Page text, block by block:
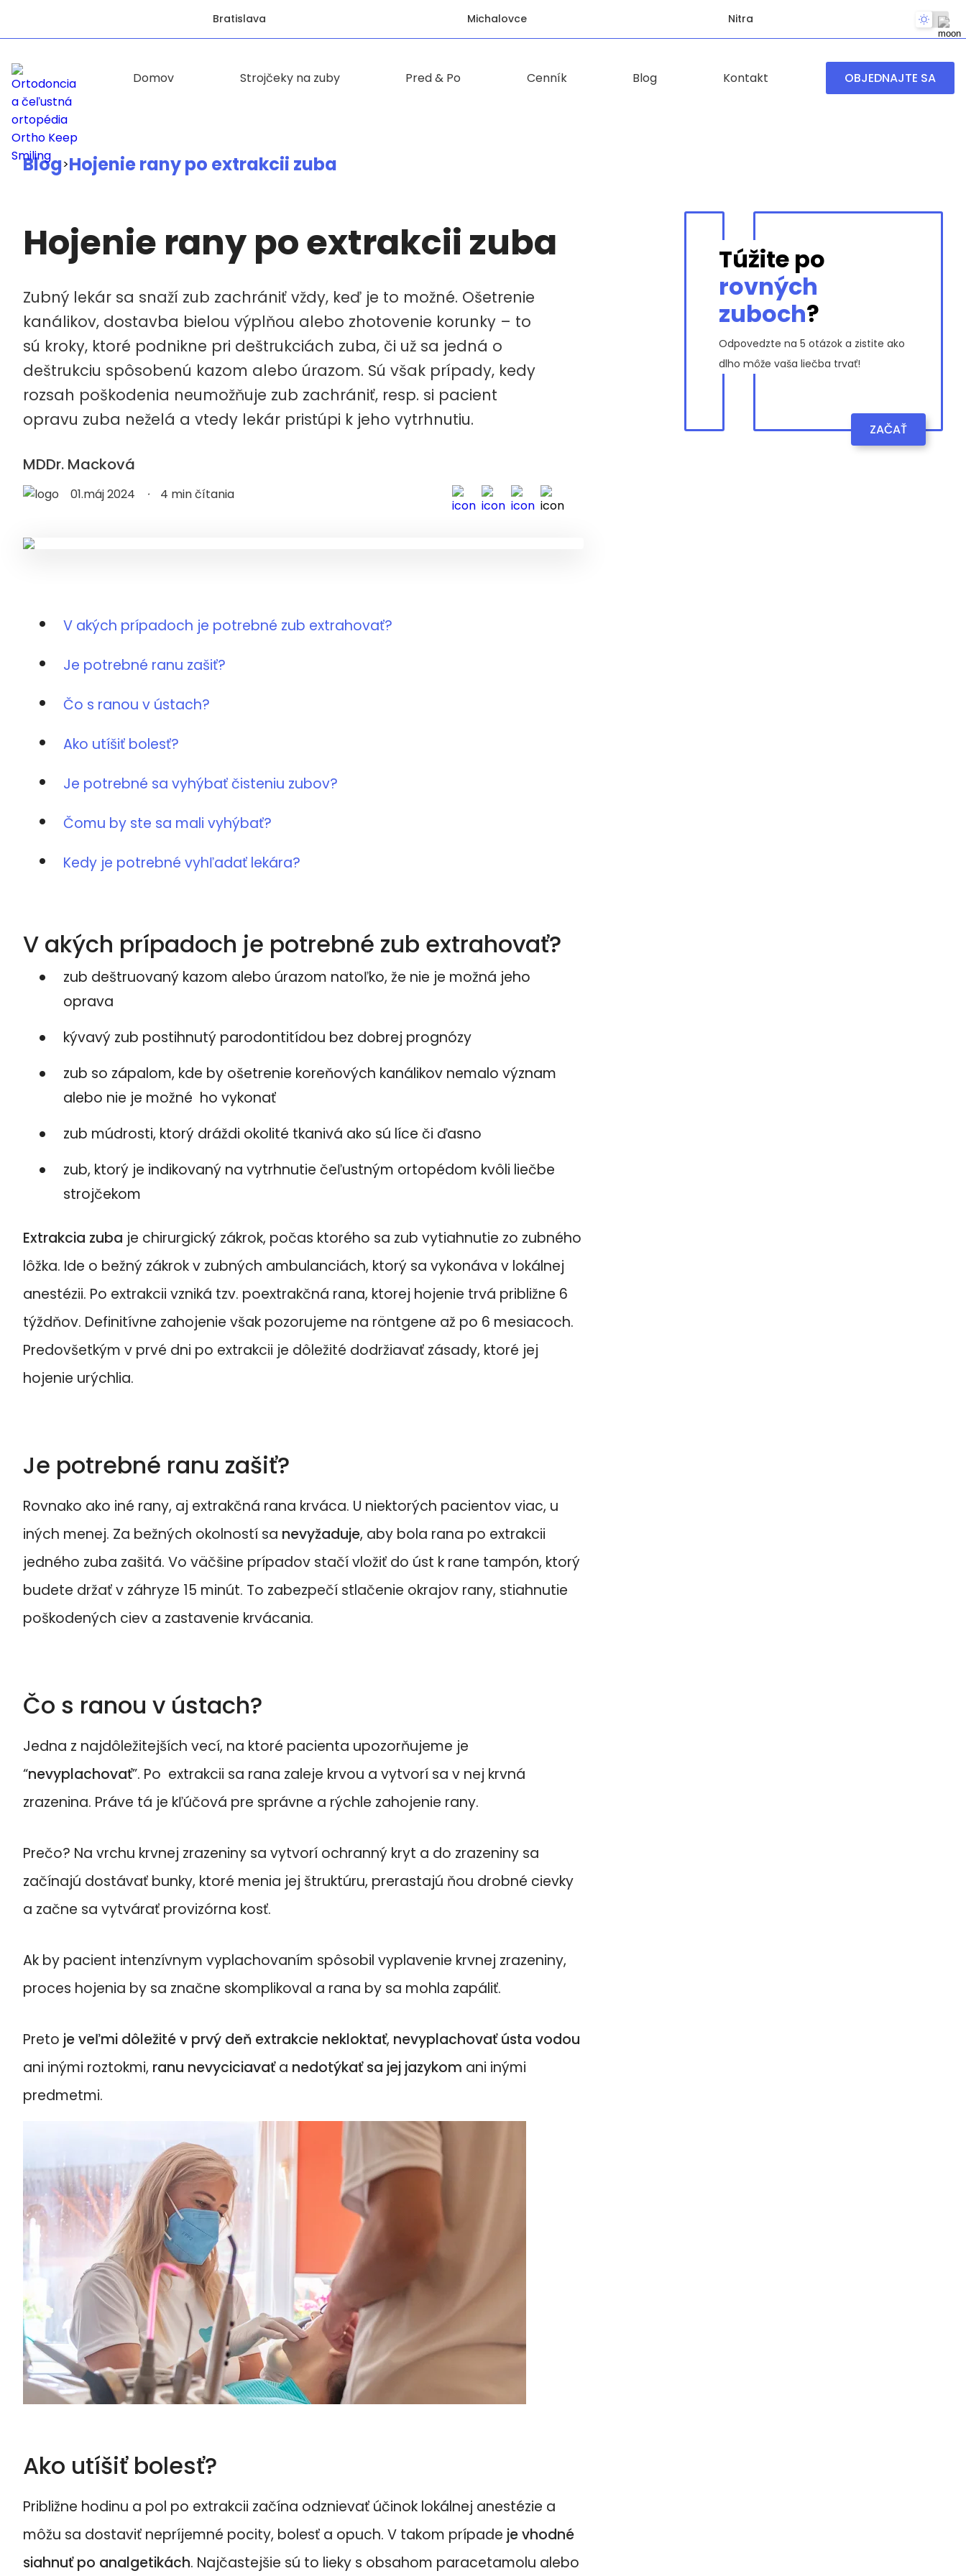
Bratislava Michalovce Nitra
Domov Strojčeky na zuby Pred & Po Cenník Blog Kontakt OBJEDNAJTE SA
Blog>Hojenie rany po extrakcii zuba
Hojenie rany po extrakcii zuba
Zubný lekár sa snaží zub zachrániť vždy, keď je to možné. Ošetrenie
kanálikov, dostavba bielou výplňou alebo zhotovenie korunky – to
sú kroky, ktoré podnikne pri deštrukciách zuba, či už sa jedná o
deštrukciu spôsobenú kazom alebo úrazom. Sú však prípady, kedy
rozsah poškodenia neumožňuje zub zachrániť, resp. si pacient
opravu zuba neželá a vtedy lekár pristúpi k jeho vytrhnutiu.
MDDr. Macková
01.máj 2024 · 4 min čítania
V akých prípadoch je potrebné zub extrahovať?
Je potrebné ranu zašiť?
Čo s ranou v ústach?
Ako utíšiť bolesť?
Je potrebné sa vyhýbať čisteniu zubov?
Čomu by ste sa mali vyhýbať?
Kedy je potrebné vyhľadať lekára?
V akých prípadoch je potrebné zub extrahovať?
zub deštruovaný kazom alebo úrazom natoľko, že nie je možná jeho
oprava
kývavý zub postihnutý parodontitídou bez dobrej prognózy
zub so zápalom, kde by ošetrenie koreňových kanálikov nemalo význam
alebo nie je možné ho vykonať
zub múdrosti, ktorý dráždi okolité tkanivá ako sú líce či ďasno
zub, ktorý je indikovaný na vytrhnutie čeľustným ortopédom kvôli liečbe
strojčekom
Extrakcia zuba je chirurgický zákrok, počas ktorého sa zub vytiahnutie zo zubného
lôžka. Ide o bežný zákrok v zubných ambulanciách, ktorý sa vykonáva v lokálnej
anestézii. Po extrakcii vzniká tzv. poextrakčná rana, ktorej hojenie trvá približne 6
týždňov. Definitívne zahojenie však pozorujeme na röntgene až po 6 mesiacoch.
Predovšetkým v prvé dni po extrakcii je dôležité dodržiavať zásady, ktoré jej
hojenie urýchlia.
Je potrebné ranu zašiť?
Rovnako ako iné rany, aj extrakčná rana krváca. U niektorých pacientov viac, u
iných menej. Za bežných okolností sa nevyžaduje, aby bola rana po extrakcii
jedného zuba zašitá. Vo väčšine prípadov stačí vložiť do úst k rane tampón, ktorý
budete držať v záhryze 15 minút. To zabezpečí stlačenie okrajov rany, stiahnutie
poškodených ciev a zastavenie krvácania.
Čo s ranou v ústach?
Jedna z najdôležitejších vecí, na ktoré pacienta upozorňujeme je
“nevyplachovať”. Po extrakcii sa rana zaleje krvou a vytvorí sa v nej krvná
zrazenina. Práve tá je kľúčová pre správne a rýchle zahojenie rany.
Prečo? Na vrchu krvnej zrazeniny sa vytvorí ochranný kryt a do zrazeniny sa
začínajú dostávať bunky, ktoré menia jej štruktúru, prerastajú ňou drobné cievky
a začne sa vytvárať provizórna kosť.
Ak by pacient intenzívnym vyplachovaním spôsobil vyplavenie krvnej zrazeniny,
proces hojenia by sa značne skomplikoval a rana by sa mohla zapáliť.
Preto je veľmi dôležité v prvý deň extrakcie nekloktať, nevyplachovať ústa vodou
ani inými roztokmi, ranu nevyciciavaťa nedotýkať sa jej jazykom ani inými
predmetmi.
Ako utíšiť bolesť?
Približne hodinu a pol po extrakcii začína odznievať účinok lokálnej anestézie a
môžu sa dostaviť nepríjemné pocity, bolesť a opuch. V takom prípade je vhodné
siahnuť po analgetikách. Najčastejšie sú to lieky s obsahom paracetamolu alebo
Túžite po
rovných
zuboch?
Odpovedzte na 5 otázok a zistite ako
dlho môže vaša liečba trvať!
ZAČAŤ